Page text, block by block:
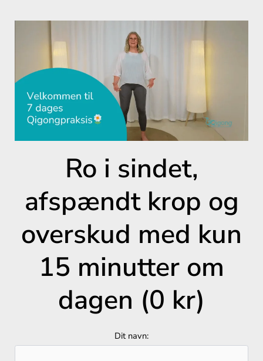
Ro i sindet,
afspændt krop og
overskud med kun
15 minutter om
dagen (0 kr)
Dit navn: